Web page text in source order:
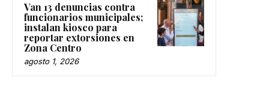
Van 13 denuncias contra
funcionarios municipales;
instalan kiosco para
reportar extorsiones en
Zona Centro
agosto 1, 2026